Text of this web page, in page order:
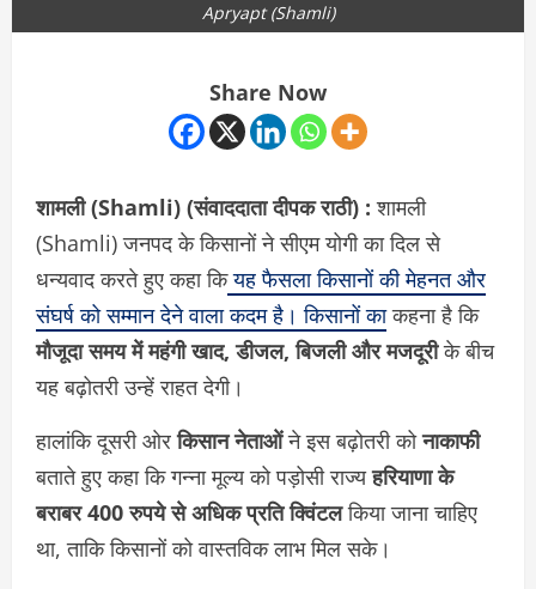
Apryapt (Shamli)
Share Now
शामली (Shamli) (संवाददाता दीपक राठी) :शामली
(Shamli) जनपद के किसानों ने सीएम योगी का दिल से
धन्यवाद करते हुए कहा कियह फैसला किसानों की मेहनत और
संघर्ष को सम्मान देने वाला कदम है। किसानों काकहना है कि
मौजूदा समय में महंगी खाद, डीजल, बिजली और मजदूरीके बीच
यह बढ़ोतरी उन्हें राहत देगी।
हालांकि दूसरी ओरकिसान नेताओंने इस बढ़ोतरी कोनाकाफी
बताते हुए कहा कि गन्ना मूल्य को पड़ोसी राज्यहरियाणा के
बराबर 400 रुपये से अधिक प्रति क्विंटलकिया जाना चाहिए
था, ताकि किसानों को वास्तविक लाभ मिल सके।